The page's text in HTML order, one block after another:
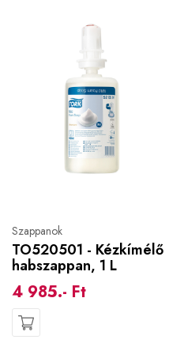
Szappanok
TO520501 - Kézkímélő
habszappan, 1 L
4 985.- Ft